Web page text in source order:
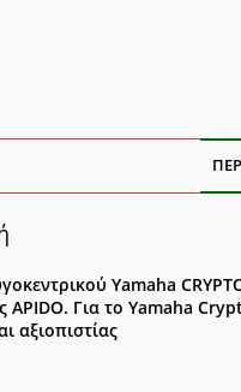
Yamaha
APIDO. Για το Yamaha
αξιοπιστίας